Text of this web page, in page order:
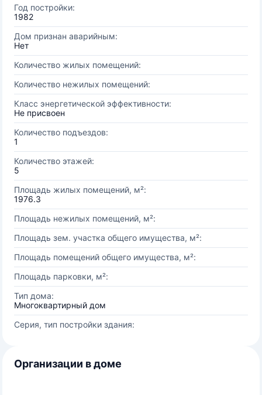
Год постройки:
1982
Дом признан аварийным:
Нет
Количество жилых помещений:
Количество нежилых помещений:
Класс энергетической эффективности:
Не присвоен
Количество подъездов:
1
Количество этажей:
5
Площадь жилых помещений, м²:
1976.3
Площадь нежилых помещений, м²:
Площадь зем. участка общего имущества, м²:
Площадь помещений общего имущества, м²:
Площадь парковки, м²:
Тип дома:
Многоквартирный дом
Серия, тип постройки здания:
Организации в доме